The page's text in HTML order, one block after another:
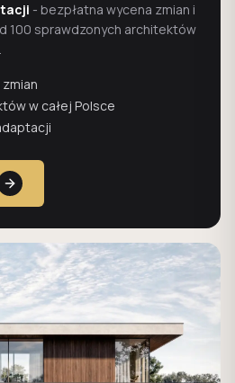
- bezpłatna wycena zmian i
100 sprawdzonych architektów
w całej Polsce